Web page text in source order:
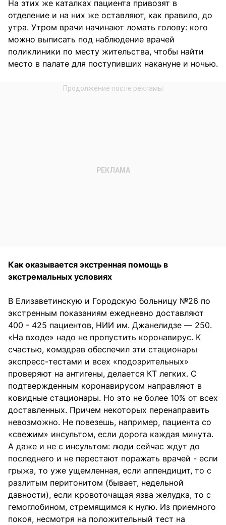
На этих же каталках пациента привозят в
отделение и на них же оставляют, как правило, до
утра. Утром врачи начинают ломать голову: кого
можно выписать под наблюдение врачей
поликлиники по месту жительства, чтобы найти
место в палате для поступивших накануне и ночью.
Как оказывается экстренная помощь в
экстремальных условиях
В Елизаветинскую и Городскую больницу №26 по
экстренным показаниям ежедневно доставляют
400 - 425 пациентов, НИИ им. Джанелидзе — 250.
«На входе» надо не пропустить коронавирус. К
счастью, комздрав обеспечил эти стационары
экспресс-тестами и всех «подозрительных»
проверяют на антигены, делается КТ легких. С
подтвержденным коронавирусом направляют в
ковидные стационары. Но это не более 10% от всех
доставленных. Причем некоторых перенаправить
невозможно. Не повезешь, например, пациента со
«свежим» инсультом, если дорога каждая минута.
А даже и не с инсультом: люди сейчас ждут до
последнего и не перестают поражать врачей - если
грыжа, то уже ущемленная, если аппендицит, то с
разлитым перитонитом (бывает, недельной
давности), если кровоточащая язва желудка, то с
гемоглобином, стремящимся к нулю. Из приемного
покоя, несмотря на положительный тест на